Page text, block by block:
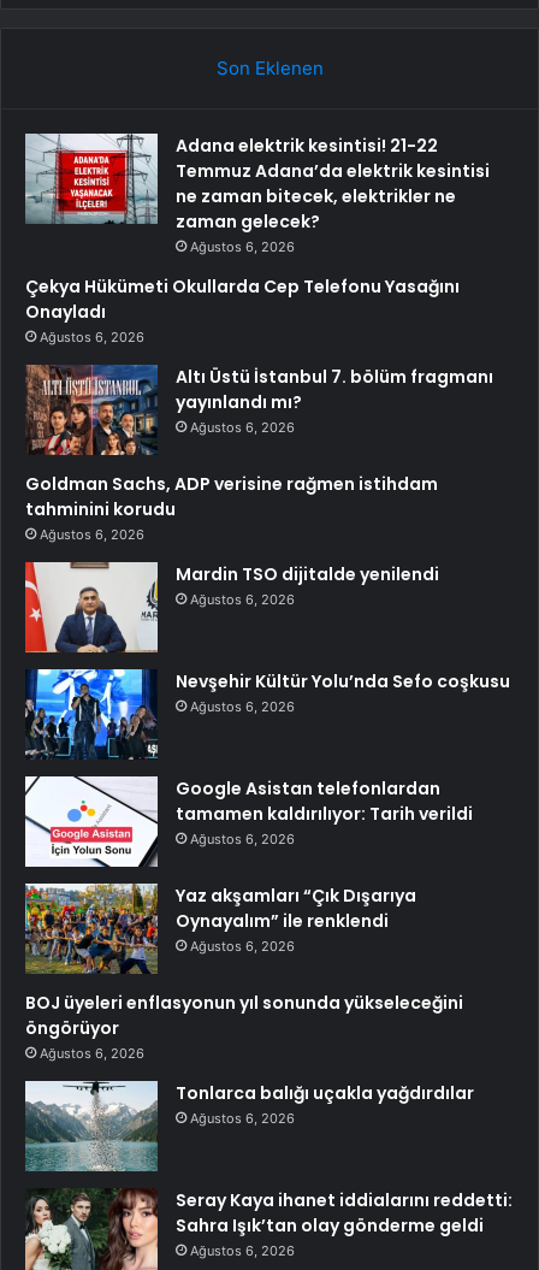
Son Eklenen
Adana elektrik kesintisi! 21-22
Temmuz Adana’da elektrik kesintisi
ne zaman bitecek, elektrikler ne
zaman gelecek?
Ağustos 6, 2026
Çekya Hükümeti Okullarda Cep Telefonu Yasağını
Onayladı
Ağustos 6, 2026
Altı Üstü İstanbul 7. bölüm fragmanı
yayınlandı mı?
Ağustos 6, 2026
Goldman Sachs, ADP verisine rağmen istihdam
tahminini korudu
Ağustos 6, 2026
Mardin TSO dijitalde yenilendi
Ağustos 6, 2026
Nevşehir Kültür Yolu’nda Sefo coşkusu
Ağustos 6, 2026
Google Asistan telefonlardan
tamamen kaldırılıyor: Tarih verildi
Ağustos 6, 2026
Yaz akşamları “Çık Dışarıya
Oynayalım” ile renklendi
Ağustos 6, 2026
BOJ üyeleri enflasyonun yıl sonunda yükseleceğini
öngörüyor
Ağustos 6, 2026
Tonlarca balığı uçakla yağdırdılar
Ağustos 6, 2026
Seray Kaya ihanet iddialarını reddetti:
Sahra Işık’tan olay gönderme geldi
Ağustos 6, 2026